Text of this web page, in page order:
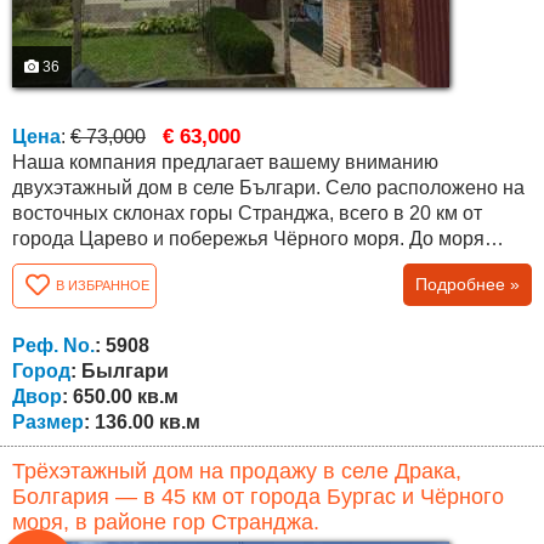
36
Цена: € 73,000 € 63,000
Наша компания предлагает вашему вниманию
двухэтажный дом в селе Българи. Село расположено на
восточных склонах горы Странджа, всего в 20 км от
города Царево и побережья Чёрного моря. До моря
ведёт хорошая дорога, а также круглый год курсирует
регулярный транспорт. Дом находится на окраине села,
недалеко от музея, и из него открывается прекрасный
вид на горы. Площадь участка составляет 650 кв. м . В
саду растут фруктовые деревья и...
В ИЗБРАННОЕ Подробнее »
Реф. No.: 5908
Город: Былгари
Двор: 650.00 кв.м
Размер: 136.00 кв.м
Трёхэтажный дом на продажу в селе Драка,
Болгария — в 45 км от города Бургас и Чёрного
моря, в районе гор Странджа.